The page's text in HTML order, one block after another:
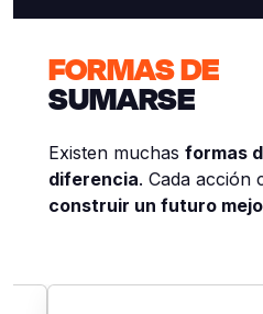
FORMAS DE
SUMARSE
Existen muchas formas
diferencia. Cada acción
construir un futuro